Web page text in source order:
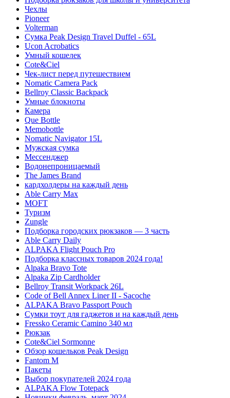
Чехлы
Pioneer
Volterman
Сумка Peak Design Travel Duffel - 65L
Ucon Acrobatics
Умный кошелек
Cote&Ciel
Чек-лист перед путешествием
Nomatic Camera Pack
Bellroy Classic Backpack
Умные блокноты
Камера
Que Bottle
Memobottle
Nomatic Navigator 15L
Мужская сумка
Мессенджер
Водонепроницаемый
The James Brand
кардхолдеры на каждый день
Able Carry Max
MOFT
Туризм
Zungle
Подборка городских рюкзаков — 3 часть
Able Carry Daily
ALPAKA Flight Pouch Pro
Подборка классных товаров 2024 года!
Alpaka Bravo Tote
Alpaka Zip Cardholder
Bellroy Transit Workpack 26L
Code of Bell Annex Liner II - Sacoche
ALPAKA Bravo Passport Pouch
Сумки тоут для гаджетов и на каждый день
Fressko Ceramic Camino 340 мл
Рюкзак
Cote&Ciel Sormonne
Обзор кошельков Peak Design
Fantom M
Пакеты
Выбор покупателей 2024 года
ALPAKA Flow Totepack